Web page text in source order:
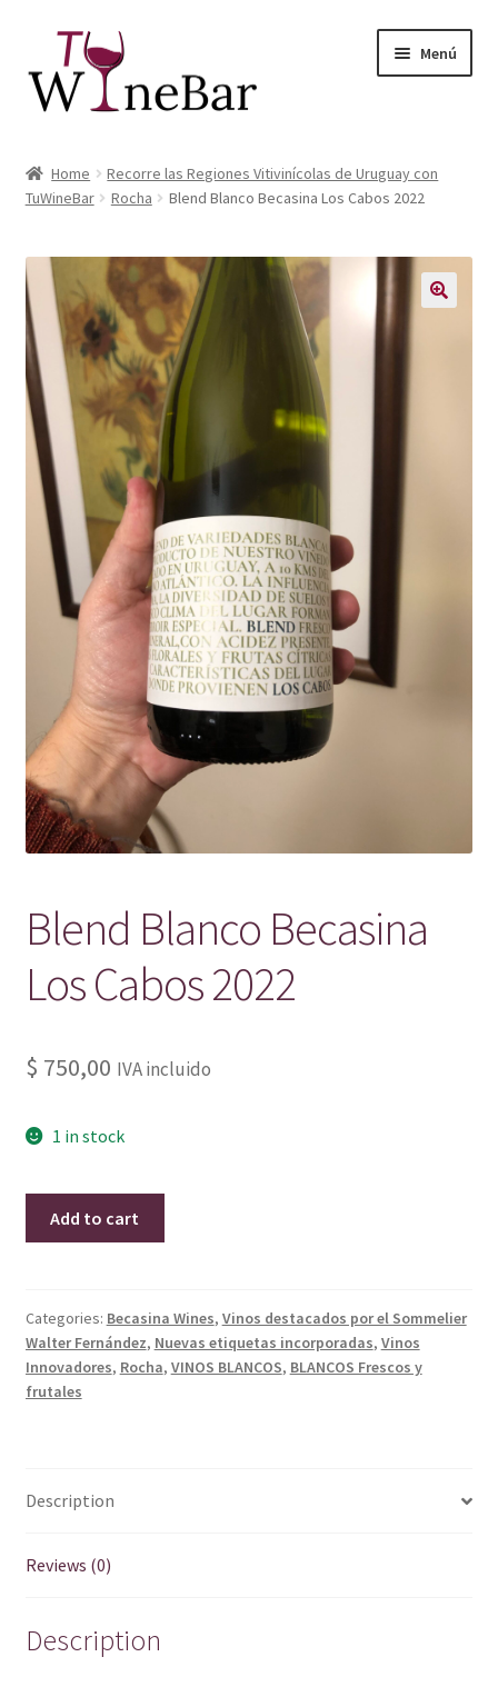
a
la
al
contenido
Menú
Tienda de Vinos y Productos
menú
hijo
Servicios
el
menú
Sobre Nosotros
Home
Recorre las Regiones Vitivinícolas de Uruguay con
TuWineBar
Rocha Blend Blanco Becasina Los Cabos 2022
Blend Blanco Becasina
Los Cabos 2022
$ 750,00 IVA incluido
1 in stock
Cabos
2022
quantity
Add to cart
Categories: Becasina Wines, Vinos destacados por el Sommelier
Walter Fernández, Nuevas etiquetas incorporadas, Vinos
Innovadores, Rocha, VINOS BLANCOS, BLANCOS Frescos y
frutales
Description
Reviews (0)
Description